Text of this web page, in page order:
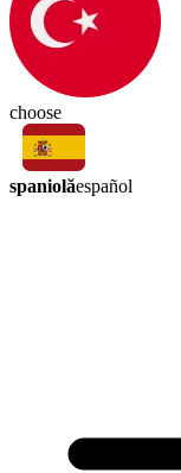
choose
spaniolăespañol